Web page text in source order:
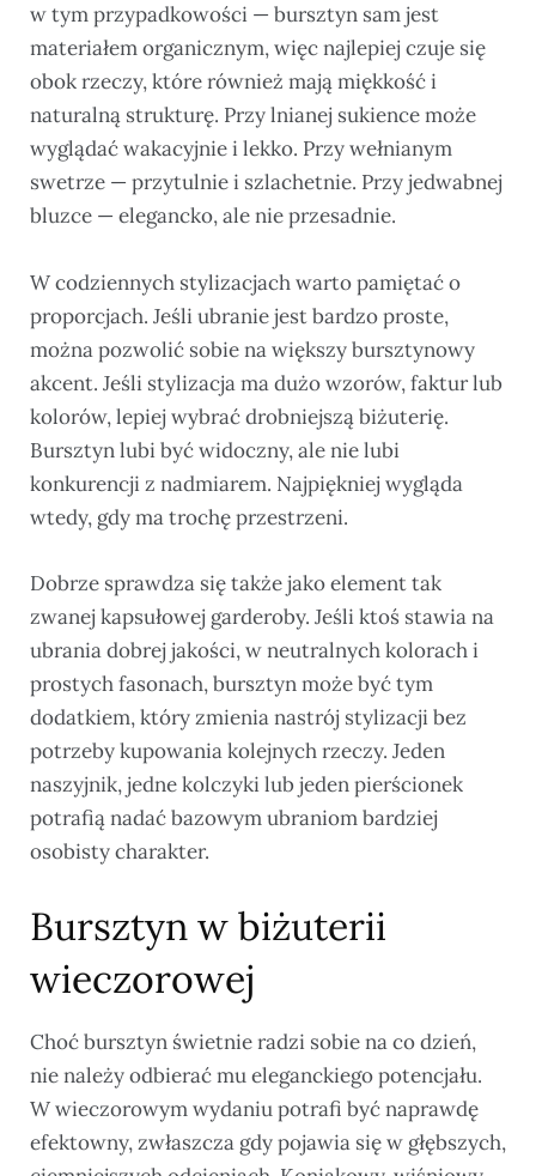
w tym przypadkowości — bursztyn sam jest
materiałem organicznym, więc najlepiej czuje się
obok rzeczy, które również mają miękkość i
naturalną strukturę. Przy lnianej sukience może
wyglądać wakacyjnie i lekko. Przy wełnianym
swetrze — przytulnie i szlachetnie. Przy jedwabnej
bluzce — elegancko, ale nie przesadnie.
W codziennych stylizacjach warto pamiętać o
proporcjach. Jeśli ubranie jest bardzo proste,
można pozwolić sobie na większy bursztynowy
akcent. Jeśli stylizacja ma dużo wzorów, faktur lub
kolorów, lepiej wybrać drobniejszą biżuterię.
Bursztyn lubi być widoczny, ale nie lubi
konkurencji z nadmiarem. Najpiękniej wygląda
wtedy, gdy ma trochę przestrzeni.
Dobrze sprawdza się także jako element tak
zwanej kapsułowej garderoby. Jeśli ktoś stawia na
ubrania dobrej jakości, w neutralnych kolorach i
prostych fasonach, bursztyn może być tym
dodatkiem, który zmienia nastrój stylizacji bez
potrzeby kupowania kolejnych rzeczy. Jeden
naszyjnik, jedne kolczyki lub jeden pierścionek
potrafią nadać bazowym ubraniom bardziej
osobisty charakter.
Bursztyn w biżuterii
wieczorowej
Choć bursztyn świetnie radzi sobie na co dzień,
nie należy odbierać mu eleganckiego potencjału.
W wieczorowym wydaniu potrafi być naprawdę
efektowny, zwłaszcza gdy pojawia się w głębszych,